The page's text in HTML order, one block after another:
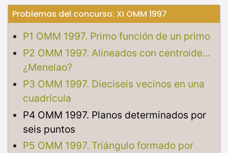
Problemas del concurso: XI OMM 1997
P1 OMM 1997. Primo función de un primo
P2 OMM 1997. Alineados con centroide...
¿Menelao?
P3 OMM 1997. Dieciseis vecinos en una
cuadrícula
P4 OMM 1997. Planos determinados por
seis puntos
P5 OMM 1997. Triángulo formado por